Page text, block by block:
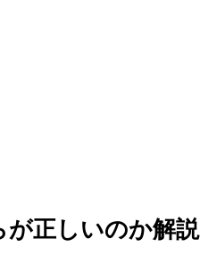
が正しいのか解説